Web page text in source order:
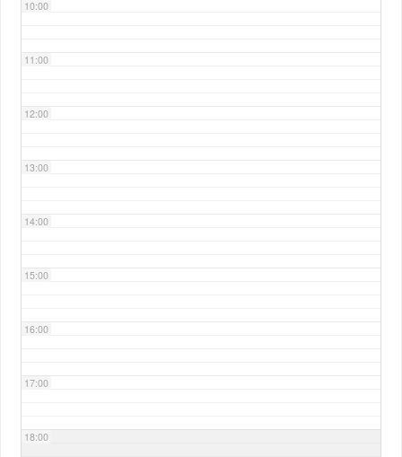
10:00
11:00
12:00
13:00
14:00
15:00
16:00
17:00
18:00